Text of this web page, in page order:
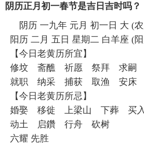
阴历正月初一春节是吉日吉时吗？
阴历 一九年 元月 初一日 大 (
阳历 二月 五日 星期二 白羊座 (
【今日老黄历所宜】
修坟 斋醮 祈愿 祭拜 求嗣
就职 纳采 捕获 取渔 安床
【今日老黄历所忌】
婚娶 移徙 上梁山 下葬 买
动土 启鑽 行舟 砍树
六耀 先胜